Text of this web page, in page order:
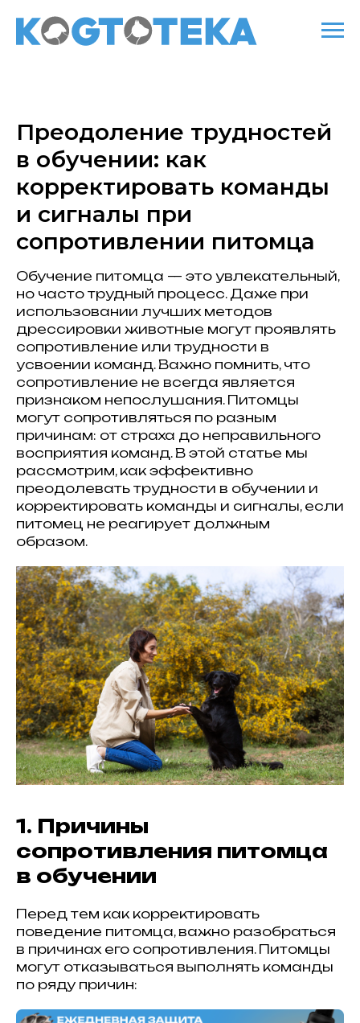
Преодоление трудностей
в обучении: как
корректировать команды
и сигналы при
сопротивлении питомца
Обучение питомца — это увлекательный,
но часто трудный процесс. Даже при
использовании лучших методов
дрессировки животные могут проявлять
сопротивление или трудности в
усвоении команд. Важно помнить, что
сопротивление не всегда является
признаком непослушания. Питомцы
могут сопротивляться по разным
причинам: от страха до неправильного
восприятия команд. В этой статье мы
рассмотрим, как эффективно
преодолевать трудности в обучении и
корректировать команды и сигналы, если
питомец не реагирует должным
образом.
1. Причины
сопротивления питомца
в обучении
Перед тем как корректировать
поведение питомца, важно разобраться
в причинах его сопротивления. Питомцы
могут отказываться выполнять команды
по ряду причин: